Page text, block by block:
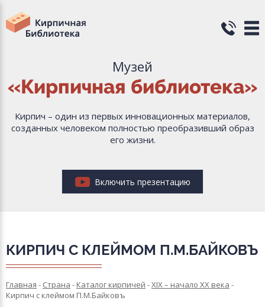
Музей
«Кирпичная библиотека»
Кирпич – один из первых инновационных материалов,
созданных человеком полностью преобразивший образ
его жизни.
Включить презентацию
КИРПИЧ С КЛЕЙМОМ П.М.БАЙКОВЪ
Главная - Страна - Каталог кирпичей -XIX – начало XX века -
Кирпич с клеймом П.М.Байковъ